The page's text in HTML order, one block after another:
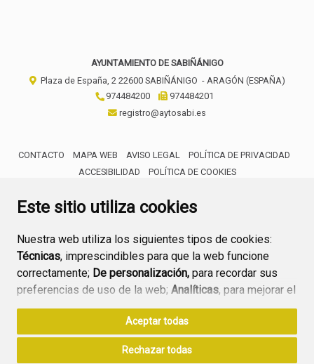
Este sitio utiliza cookies
Nuestra web utiliza los siguientes tipos de cookies:
Técnicas, imprescindibles para que la web funcione
correctamente; De personalización, para recordar sus
preferencias de uso de la web; Analíticas, para mejorar el
funcionamiento de la web y sus servicios.
Si acepta pulsando el botón“Aceptar todas”
consideramos que acepta su uso. Si pulsa el botón
Aceptar todas
Rechazar todas
AYUNTAMIENTO DE SABIÑÁNIGO
Plaza de España, 2 22600 SABIÑÁNIGO - ARAGÓN (ESPAÑA)
974484200
974484201
registro@aytosabi.es
CONTACTO MAPA WEB AVISO LEGAL
POLÍTICA DE PRIVACIDAD
ACCESIBILIDAD
POLÍTICA DE COOKIES